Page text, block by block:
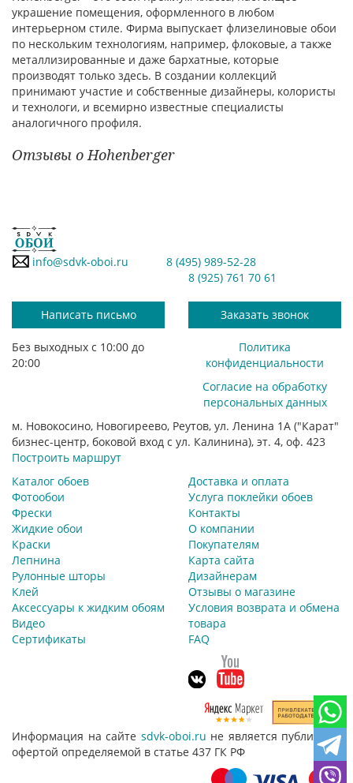
украшение помещения, оформленного в любом
интерьерном стиле. Фирма выпускает флизелиновые обои
по нескольким технологиям, например, флоковые, а также
металлизированные и даже бархатные, которые
производят только здесь. В создании коллекций
принимают участие и собственные дизайнеры, колористы
и технологи, и всемирно известные специалисты
аналогичного профиля.
Отзывы о Hohenberger
info@sdvk-oboi.ru
8 (495) 989-52-28
8 (925) 761 70 61
Написать письмо Заказать звонок
Без выходных с 10:00 до
20:00
Политика
конфиденциальности
Согласие на обработку
персональных данных
м. Новокосино, Новогиреево, Реутов, ул. Ленина 1А ("Карат"
бизнес-центр, боковой вход с ул. Калинина), эт. 4, оф. 423
Построить маршрут
Каталог обоев
Фотообои
Фрески
Жидкие обои
Краски
Лепнина
Рулонные шторы
Клей
Аксессуары к жидким обоям
Видео
Сертификаты
Доставка и оплата
Услуга поклейки обоев
Контакты
О компании
Покупателям
Карта сайта
Дизайнерам
Отзывы о магазине
Условия возврата и обмена
товара
FAQ
Информация на сайте sdvk-oboi.ru не является публичной
офертой определяемой в статье 437 ГК РФ